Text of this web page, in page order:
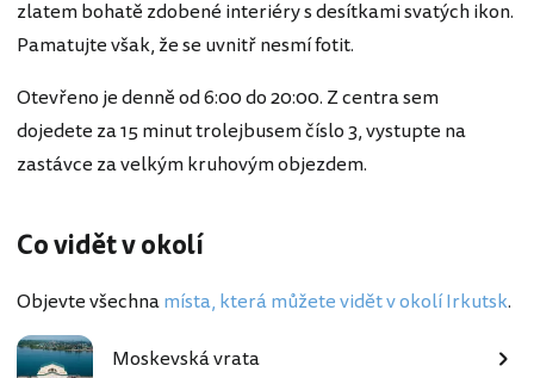
zlatem bohatě zdobené interiéry s desítkami svatých ikon.
Pamatujte však, že se uvnitř nesmí fotit.
Otevřeno je denně od 6:00 do 20:00. Z centra sem
dojedete za 15 minut trolejbusem číslo 3, vystupte na
zastávce za velkým kruhovým objezdem.
Co vidět v okolí
Objevte všechnamísta, která můžete vidět v okolí Irkutsk.
Moskevská vrata